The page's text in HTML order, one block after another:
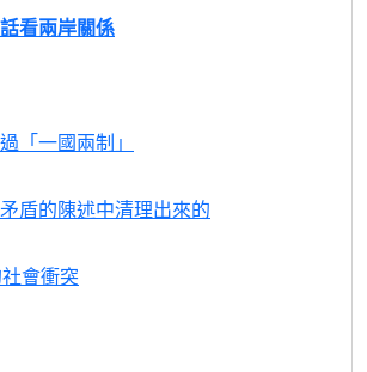
看兩岸關係
「一國兩制」
盾的陳述中清理出來的
會衝突